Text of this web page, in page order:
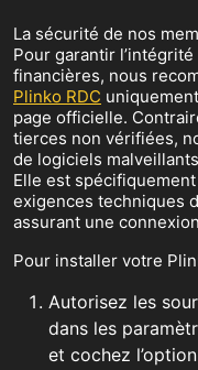
La sécurité de nos
Pour garantir
financières, nous
Plinko RDC
page officielle.
tierces non vérifiées,
de logiciels
Elle est
exigences techniques
assurant une
Pour installer votre
Autorisez les
dans les
et cochez